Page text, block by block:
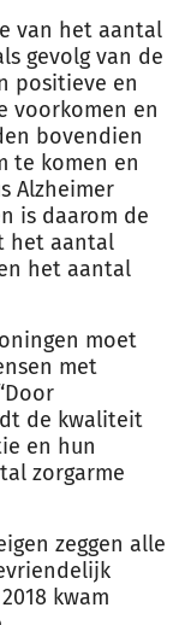
van het aantal
gevolg van de
positieve en
voorkomen en
bovendien
te komen en
Alzheimer
is daarom de
het aantal
het aantal
moet
met
de kwaliteit
en hun
zorgarme
zeggen alle
kwam